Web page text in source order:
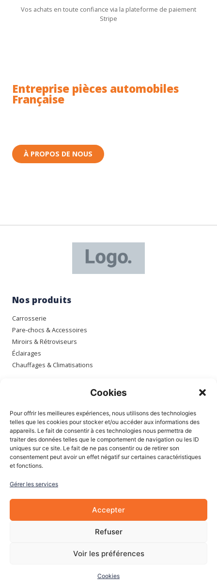
Cookies
Pour offrir les meilleures expériences, nous utilisons des technologies
telles que les cookies pour stocker et/ou accéder aux informations des
appareils. Le fait de consentir à ces technologies nous permettra de
traiter des données telles que le comportement de navigation ou les ID
uniques sur ce site. Le fait de ne pas consentir ou de retirer son
consentement peut avoir un effet négatif sur certaines caractéristiques
et fonctions.
Gérer les services
Accepter
Refuser
Voir les préférences
Cookies
Vos achats en toute confiance via la plateforme de paiement
Stripe
Entreprise pièces automobiles
Française
À PROPOS DE NOUS
Nos produits
Carrosserie
Pare-chocs & Accessoires
Miroirs & Rétroviseurs
Éclairages
Chauffages & Climatisations
Mon compte
Mes commandes
Mes adresses
Mon panier
Informations
À Propos de nous
Blog
Mentions légales
© 2022 Les Pièces Auto Pro. Tous droits réservés